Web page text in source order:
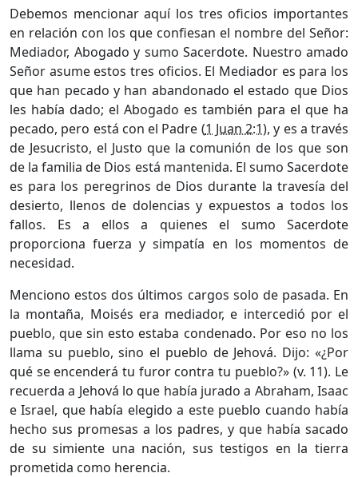
Debemos mencionar aquí los tres oficios importantes
en relación con los que confiesan el nombre del Señor:
Mediador, Abogado y sumo Sacerdote. Nuestro amado
Señor asume estos tres oficios. El Mediador es para los
que han pecado y han abandonado el estado que Dios
les había dado; el Abogado es también para el que ha
pecado, pero está con el Padre (1 Juan 2:1), y es a través
de Jesucristo, el Justo que la comunión de los que son
de la familia de Dios está mantenida. El sumo Sacerdote
es para los peregrinos de Dios durante la travesía del
desierto, llenos de dolencias y expuestos a todos los
fallos. Es a ellos a quienes el sumo Sacerdote
proporciona fuerza y simpatía en los momentos de
necesidad.
Menciono estos dos últimos cargos solo de pasada. En
la montaña, Moisés era mediador, e intercedió por el
pueblo, que sin esto estaba condenado. Por eso no los
llama su pueblo, sino el pueblo de Jehová. Dijo: «¿Por
qué se encenderá tu furor contra tu pueblo?» (v. 11). Le
recuerda a Jehová lo que había jurado a Abraham, Isaac
e Israel, que había elegido a este pueblo cuando había
hecho sus promesas a los padres, y que había sacado
de su simiente una nación, sus testigos en la tierra
prometida como herencia.